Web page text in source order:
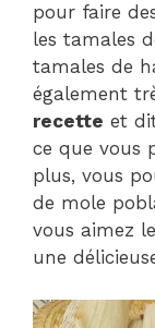
pour faire
les tamales
tamales de
également
recette et
ce que vous
plus, vous
de mole
vous aimez
une